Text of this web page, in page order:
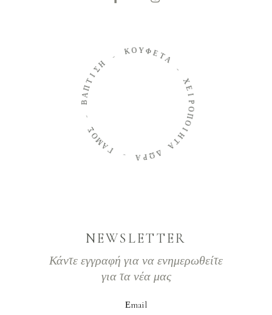
Γ
Α
Μ
Ο
Σ
Β
Α
Π
Τ
Ι
Σ
Η
- ΚΟΥΦΕΤΑ
-
Χ
Ε
Ρ
Ο
Π
Ο
Ι
Η
Τ
Α
Δ
Ω
Ρ
Α
-
NEWSLETTER
Κάντε εγγραφή για να ενημερωθείτε
για τα νέα μας
Εmail